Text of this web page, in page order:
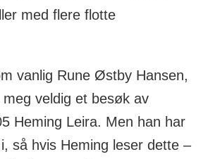
med flere flotte
vanlig Rune Østby Hansen,
veldig et besøk av
Heming Leira. Men han har
så hvis Heming leser dette –